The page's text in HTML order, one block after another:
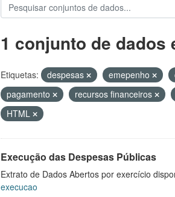
1 conjunto de dados
Etiquetas: despesas emepenho
pagamento
recursos financeiros
HTML
Execução das Despesas Públicas
Extrato de Dados Abertos por exercício
execucao